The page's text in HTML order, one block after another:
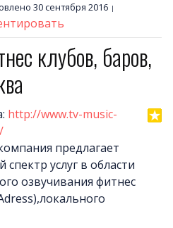
30 сентября 2016
клубов, баров,
http://www.tv-music-
предлагает
спектр услуг в области
озвучивания фитнес